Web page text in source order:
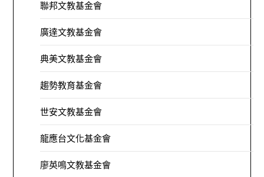
聯邦文教基金會
廣達文教基金會
典美文教基金會
趨勢教育基金會
世安文教基金會
龍應台文化基金會
廖英鳴文教基金會